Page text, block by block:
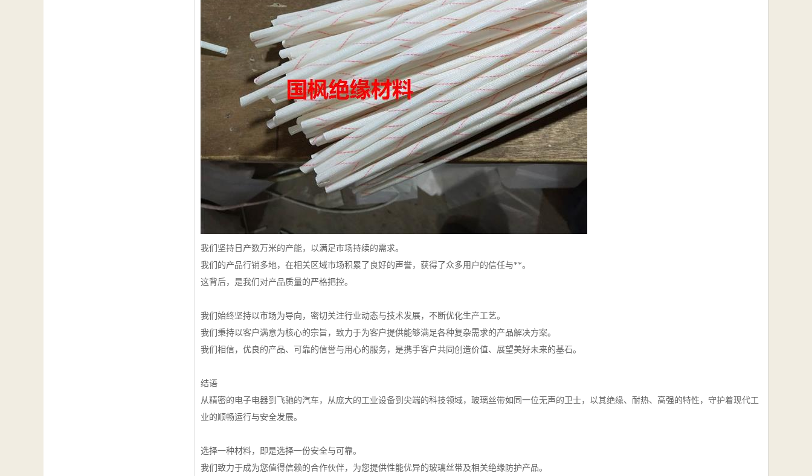
我们坚持日产数万米的产能，以满足市场持续的需求。
我们的产品行销多地，在相关区域市场积累了良好的声誉，获得了众多用户的信任与**。
这背后，是我们对产品质量的严格把控。
我们始终坚持以市场为导向，密切关注行业动态与技术发展，不断优化生产工艺。
我们秉持以客户满意为核心的宗旨，致力于为客户提供能够满足各种复杂需求的产品解决方案。
我们相信，优良的产品、可靠的信誉与用心的服务，是携手客户共同创造价值、展望美好未来的基石。
结语
从精密的电子电器到飞驰的汽车，从庞大的工业设备到尖端的科技领域，玻璃丝带如同一位无声的卫士，以其绝缘、耐热、高强的特性，守护着现代工
业的顺畅运行与安全发展。
选择一种材料，即是选择一份安全与可靠。
我们致力于成为您值得信赖的合作伙伴，为您提供性能优异的玻璃丝带及相关绝缘防护产品。